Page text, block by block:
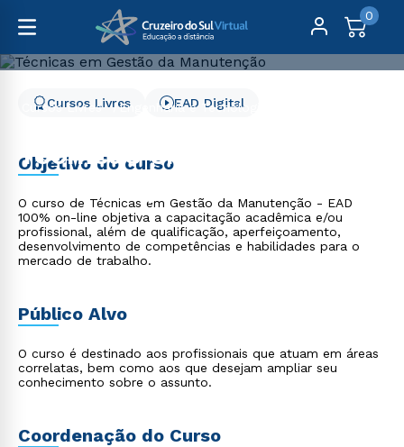
0
Cursos Livres
Engenharia e Tecnologia
Técnicas em Gestão da
Manutenção
Cursos Livres EAD Digital
Objetivo do curso
O curso de Técnicas em Gestão da Manutenção - EAD
100% on-line objetiva a capacitação acadêmica e/ou
profissional, além de qualificação, aperfeiçoamento,
desenvolvimento de competências e habilidades para o
mercado de trabalho.
Público Alvo
O curso é destinado aos profissionais que atuam em áreas
correlatas, bem como aos que desejam ampliar seu
conhecimento sobre o assunto.
Coordenação do Curso